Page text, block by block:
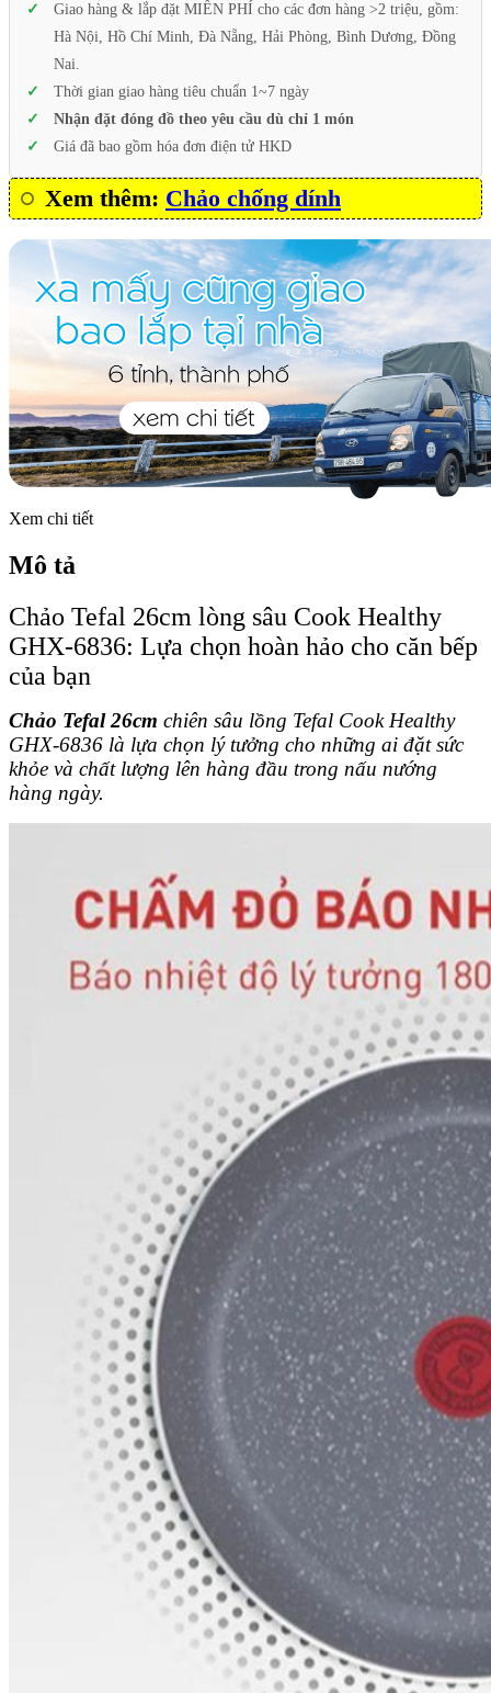
Giao hàng & lắp đặt MIỄN PHÍ cho các đơn hàng >2 triệu, gồm:
Hà Nội, Hồ Chí Minh, Đà Nẵng, Hải Phòng, Bình Dương, Đồng
Nai.
Thời gian giao hàng tiêu chuẩn 1~7 ngày
Nhận đặt đóng đồ theo yêu cầu dù chỉ 1 món
Giá đã bao gồm hóa đơn điện tử HKD
Xem thêm: Chảo chống dính
Xem chi tiết
Mô tả
Chảo Tefal 26cm lòng sâu Cook Healthy
GHX-6836: Lựa chọn hoàn hảo cho căn bếp
của bạn
Chảo Tefal 26cm chiên sâu lồng Tefal Cook Healthy
GHX-6836 là lựa chọn lý tưởng cho những ai đặt sức
khỏe và chất lượng lên hàng đầu trong nấu nướng
hàng ngày.